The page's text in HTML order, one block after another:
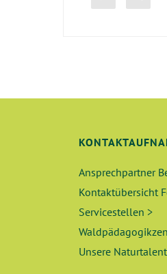
Ansprechpartner
Kontaktübersicht
Servicestellen >
Unsere